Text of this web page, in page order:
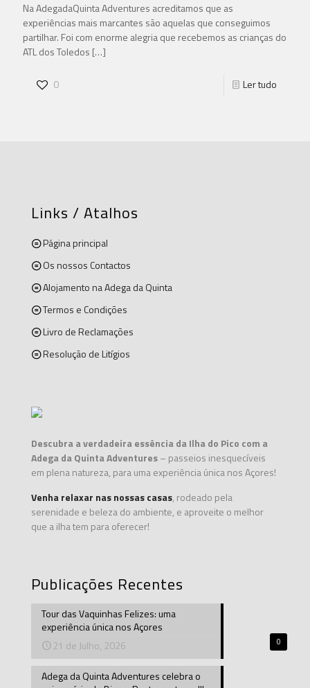
Na AdegadaQuinta Adventures acreditamos que as
experiências mais marcantes são aquelas que conseguimos
partilhar. Foi com enorme alegria que recebemos as crianças do
ATL dos Toledos […]
0 Ler tudo
Links / Atalhos
Página principal
Os nossos Contactos
Alojamento na Adega da Quinta
Termos e Condições
Livro de Reclamações
Resolução de Litígios
Descubra a verdadeira essência da Ilha do Pico com a
Adega da Quinta Adventures– passeios inesquecíveis
em plena natureza, para uma experiência única nos Açores!
Venha relaxar nas nossas casas, rodeado pela
serenidade e beleza do ambiente, e aproveite o melhor
que a ilha tem para oferecer!
Publicações Recentes
0
Tour das Vaquinhas Felizes: uma
experiência única nos Açores
21 de Julho, 2026
Adega da Quinta Adventures celebra o